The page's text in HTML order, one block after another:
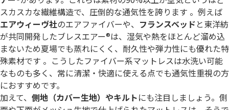
スカスカな繊維構造で、圧倒的な通気性を誇ります 。例えば
エアウィーヴ社のエアファイバーや、 フランスベッドと東洋紡
が共同開発したブレスエアー®は、湿気や熱をほとんど溜め込
まないため夏場でも蒸れにくく、耐久性や弾力性にも優れた特
殊素材です 。こうしたファイバー系マットレスは水洗い可能
なものも多く、常に清潔・快適に使える点でも通気性重視の方
におすすめです。
加えて、 側地（カバー生地）やキルトにも注目しましょう。側